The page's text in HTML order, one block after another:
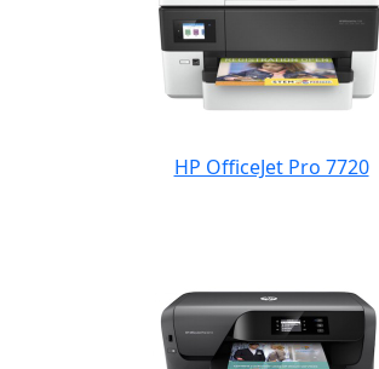
HP OfficeJet Pro 7720